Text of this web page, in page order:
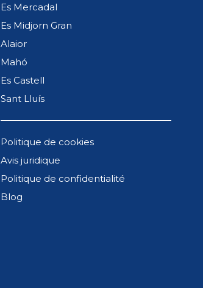
Es Mercadal
Es Midjorn Gran
Alaior
Mahó
Es Castell
Sant Lluís
Politique de cookies
Avis juridique
Politique de confidentialité
Blog